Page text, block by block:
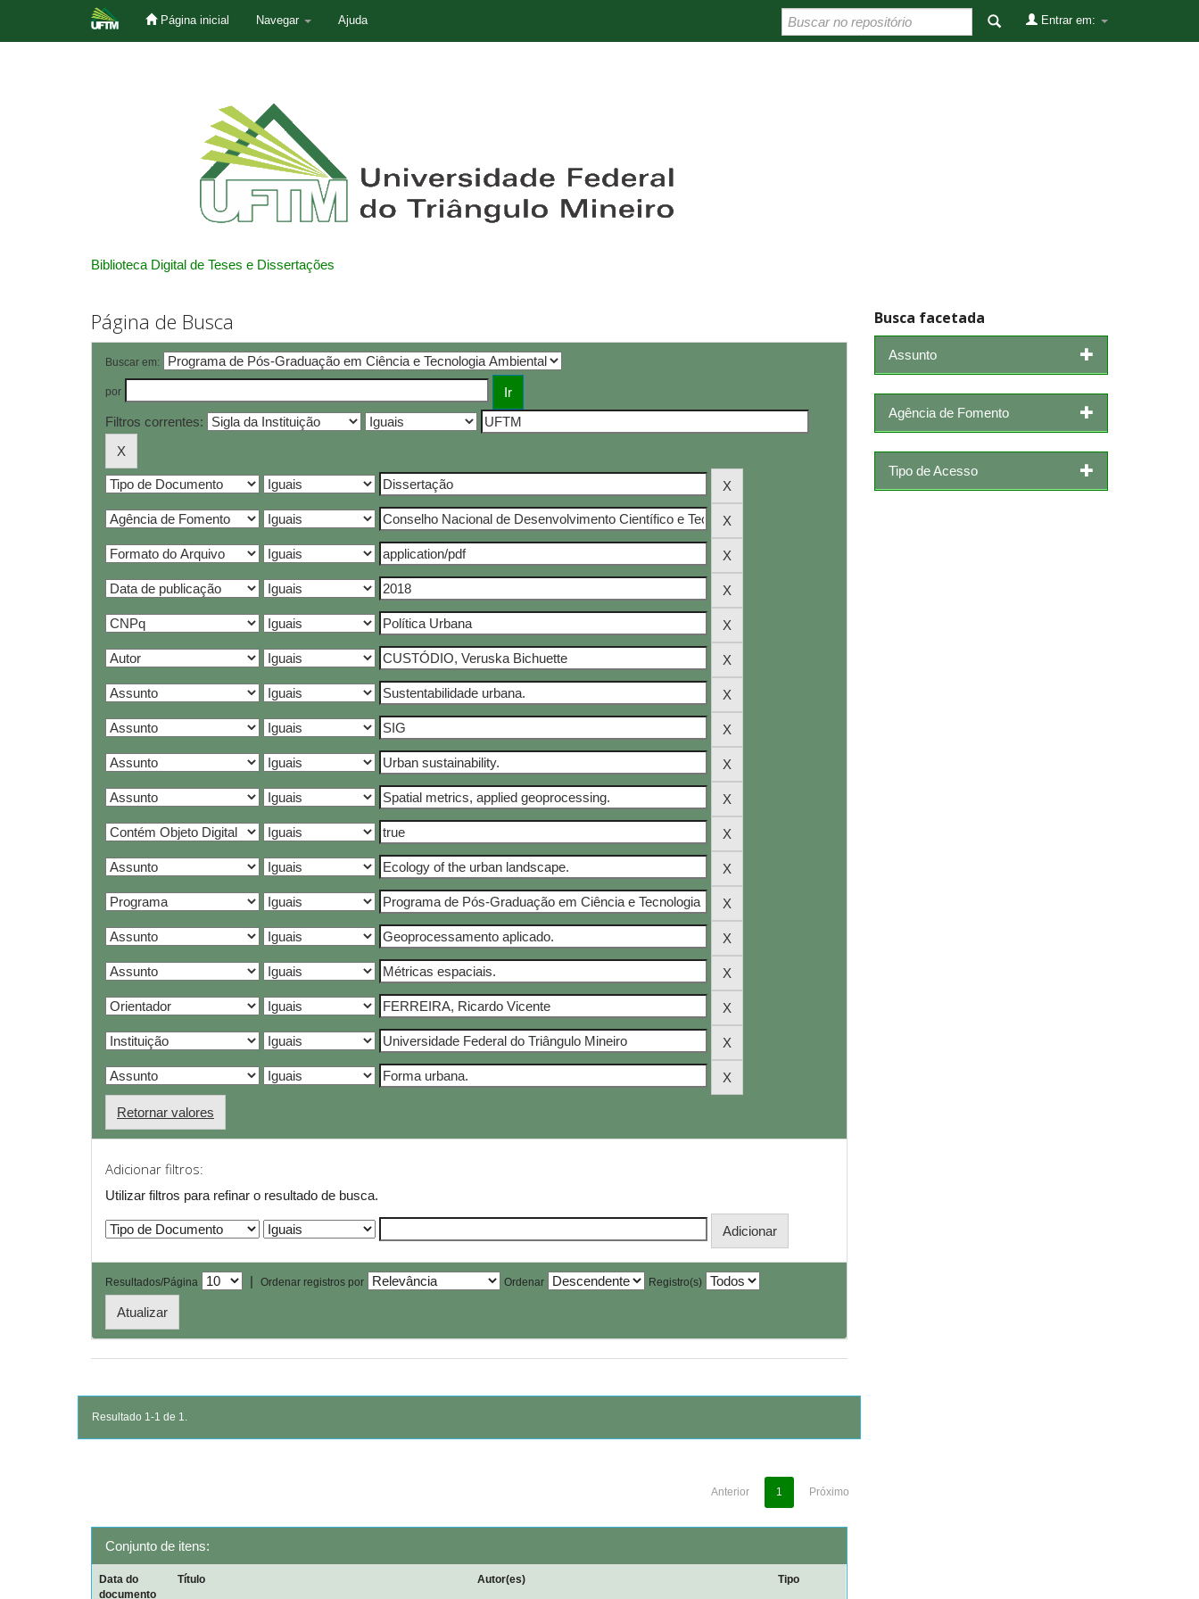
Página inicial Navegar Ajuda Entrar em:
Biblioteca Digital de Teses e Dissertações
Página de Busca
Buscar em:
por
Filtros correntes:
Retornar valores
Adicionar filtros:
Utilizar filtros para refinar o resultado de busca.
Resultados/Página | Ordenar registros por Ordenar Registro(s)
Resultado 1-1 de 1.
Anterior 1 Próximo
Conjunto de itens:
Data do
documento
Título Autor(es) Tipo
Busca facetada
Assunto
Agência de Fomento
Tipo de Acesso